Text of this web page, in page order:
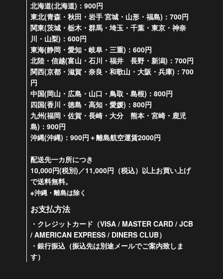
北海道(北海道)：900円
東北(青森・秋田・岩手 宮城・山形・福島)：700円
関東(茨城・栃木・群馬・埼玉・千葉・東京・神奈
川・山梨)：600円
東海(静岡・愛知・岐阜・三重)：600円
北陸・信越(富山・石川・福井 長野・新潟)：700円
関西(京都・滋賀・奈良・和歌山・大阪・兵庫)：700
円
中国(岡山・広島・山口・鳥取・島根)：800円
四国(香川・徳島・高知・愛媛)：800円
九州(福岡・佐賀・長崎・大分 熊本・宮崎・鹿児
島)：900円
沖縄(沖縄)：900円＋離島航空運賃2000円
配送先一カ所につき
10,000円(税別)／11,000円（税込）以上お買い上げ
で送料無料。
※沖縄・離島は除く
お支払方法
・クレジットカード（VISA / MASTER CARD / JCB
/ AMERICAN EXPRESS / DINERS CLUB）
・銀行振込（振込先は別途メールでご案内致しま
す）